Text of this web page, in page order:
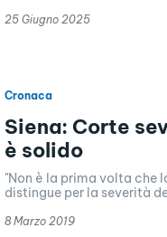
25 Giugno 2025
Cronaca
Siena: Corte
è solido
"Non è la prima volta che
distingue per la severità
8 Marzo 2019